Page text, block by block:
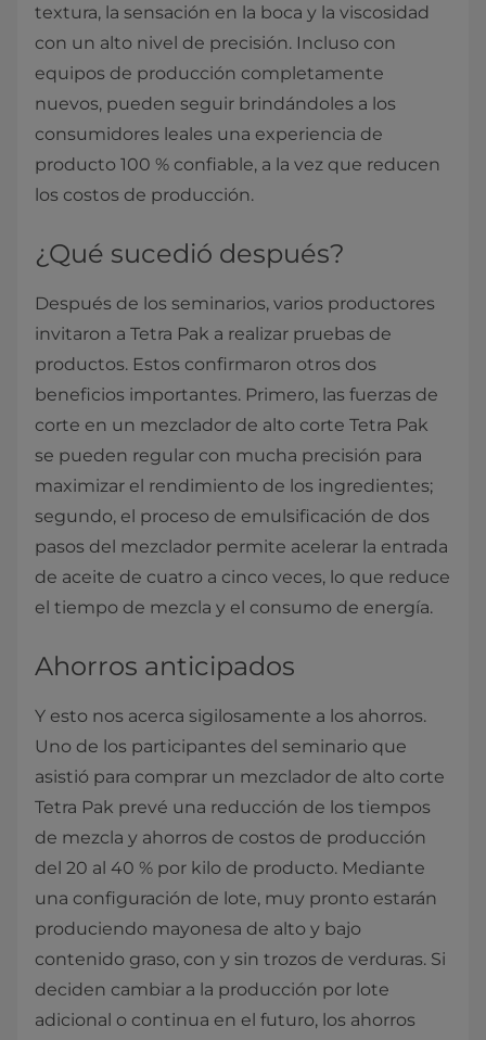
textura, la sensación en la boca y la viscosidad
con un alto nivel de precisión. Incluso con
equipos de producción completamente
nuevos, pueden seguir brindándoles a los
consumidores leales una experiencia de
producto 100 % confiable, a la vez que reducen
los costos de producción.
¿Qué sucedió después?
Después de los seminarios, varios productores
invitaron a Tetra Pak a realizar pruebas de
productos. Estos confirmaron otros dos
beneficios importantes. Primero, las fuerzas de
corte en un mezclador de alto corte Tetra Pak
se pueden regular con mucha precisión para
maximizar el rendimiento de los ingredientes;
segundo, el proceso de emulsificación de dos
pasos del mezclador permite acelerar la entrada
de aceite de cuatro a cinco veces, lo que reduce
el tiempo de mezcla y el consumo de energía.
Ahorros anticipados
Y esto nos acerca sigilosamente a los ahorros.
Uno de los participantes del seminario que
asistió para comprar un mezclador de alto corte
Tetra Pak prevé una reducción de los tiempos
de mezcla y ahorros de costos de producción
del 20 al 40 % por kilo de producto. Mediante
una configuración de lote, muy pronto estarán
produciendo mayonesa de alto y bajo
contenido graso, con y sin trozos de verduras. Si
deciden cambiar a la producción por lote
adicional o continua en el futuro, los ahorros